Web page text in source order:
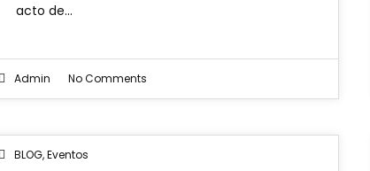
acto de…
Admin No Comments
BLOG,Eventos